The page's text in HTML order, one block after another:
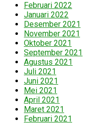
Februari 2022
Januari 2022
Desember 2021
November 2021
Oktober 2021
September 2021
Agustus 2021
Juli 2021
Juni 2021
Mei 2021
April 2021
Maret 2021
Februari 2021